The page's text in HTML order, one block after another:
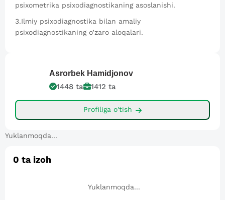
psixometrika psixodiagnostikaning asoslanishi.
3.Ilmiy psixodiagnostika bilan amaliy
psixodiagnostikaning o’zaro aloqalari.
Asrorbek Hamidjonov
1448 ta 1412 ta
Profiliga o'tish
Yuklanmoqda...
0 ta izoh
Yuklanmoqda...